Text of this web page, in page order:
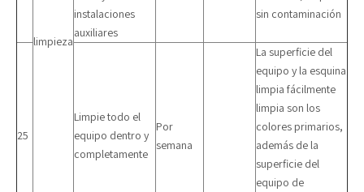
limpieza
instalaciones
auxiliares
sin contaminación
25
Limpie todo el
equipo dentro y
completamente
Por
semana
La superficie del
equipo y la esquina
limpia fácilmente
limpia son los
colores primarios,
además de la
superficie del
equipo de